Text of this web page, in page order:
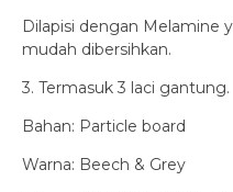
Dilapisi dengan Melamine
mudah dibersihkan.
3. Termasuk 3 laci gantung.
Bahan: Particle board
Warna: Beech & Grey